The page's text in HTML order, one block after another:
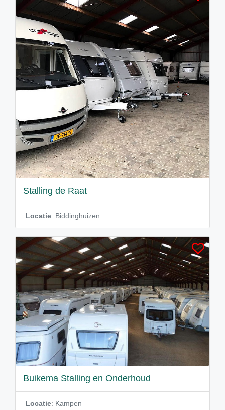
Stalling de Raat
Locatie: Biddinghuizen
Buikema Stalling en Onderhoud
Locatie: Kampen